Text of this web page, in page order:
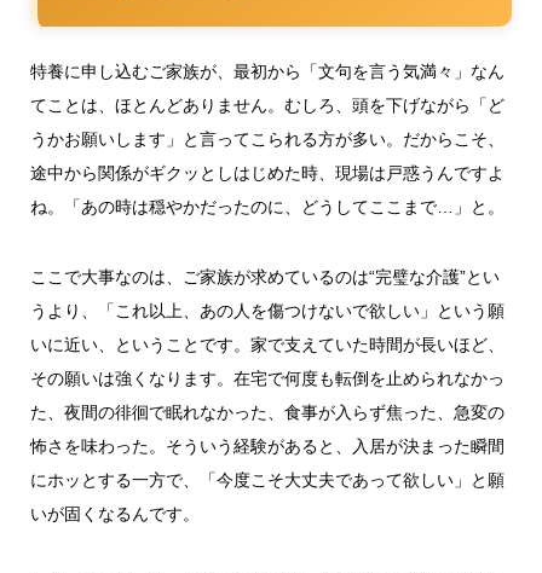
特養に申し込むご家族が、最初から「文句を言う気満々」なん
てことは、ほとんどありません。むしろ、頭を下げながら「ど
うかお願いします」と言ってこられる方が多い。だからこそ、
途中から関係がギクッとしはじめた時、現場は戸惑うんですよ
ね。「あの時は穏やかだったのに、どうしてここまで…」と。
ここで大事なのは、ご家族が求めているのは“完璧な介護”とい
うより、「これ以上、あの人を傷つけないで欲しい」という願
いに近い、ということです。家で支えていた時間が長いほど、
その願いは強くなります。在宅で何度も転倒を止められなかっ
た、夜間の徘徊で眠れなかった、食事が入らず焦った、急変の
怖さを味わった。そういう経験があると、入居が決まった瞬間
にホッとする一方で、「今度こそ大丈夫であって欲しい」と願
いが固くなるんです。